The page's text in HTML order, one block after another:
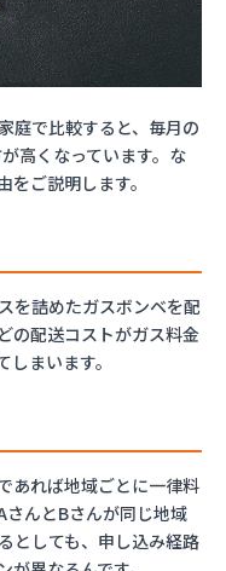
庭で比較すると、毎月の
高くなっています。な
ご説明します。
を詰めたガスボンベを配
の配送コストがガス料金
まいます。
あれば地域ごとに一律料
んとBさんが同じ地域
としても、申し込み経路